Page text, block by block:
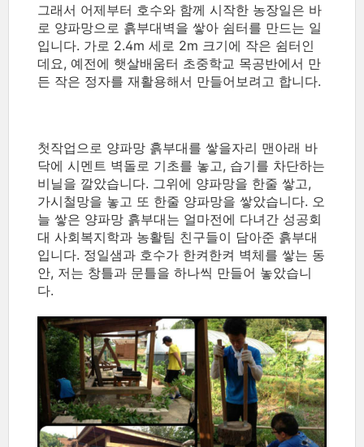
그래서 어제부터 호수와 함께 시작한 농장일은 바
로 양파망으로 흙부대벽을 쌓아 쉼터를 만드는 일
입니다. 가로 2.4m 세로 2m 크기에 작은 쉼터인
데요, 예전에 햇살배움터 초중학교 목공반에서 만
든 작은 정자를 재활용해서 만들어보려고 합니다.
첫작업으로 양파망 흙부대를 쌓을자리 맨아래 바
닥에 시멘트 벽돌로 기초를 놓고, 습기를 차단하는
비닐을 깔았습니다. 그위에 양파망을 한줄 쌓고,
가시철망을 놓고 또 한줄 양파망을 쌓았습니다. 오
늘 쌓은 양파망 흙부대는 얼마전에 다녀간 성공회
대 사회복지학과 농활팀 친구들이 담아준 흙부대
입니다. 정일샘과 호수가 한켜한켜 벽체를 쌓는 동
안, 저는 창틀과 문틀을 하나씩 만들어 놓았습니
다.